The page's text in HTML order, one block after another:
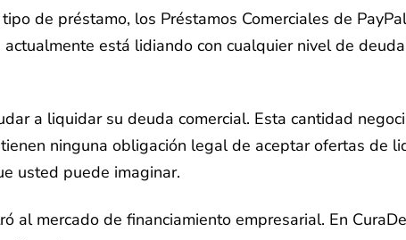
de préstamo, los Préstamos Comerciales de
está lidiando con cualquier nivel de
a liquidar su deuda comercial. Esta cantidad
ninguna obligación legal de aceptar ofertas de
usted puede imaginar.
al mercado de financiamiento empresarial. En